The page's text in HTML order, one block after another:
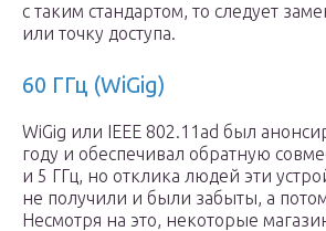
с таким стандартом, то следует
или точку доступа.
60 ГГц (WiGig)
WiGig или IEEE 802.11ad был
году и обеспечивал обратную
и 5 ГГц, но отклика людей эти
не получили и были забыты, а
Несмотря на это, некоторые